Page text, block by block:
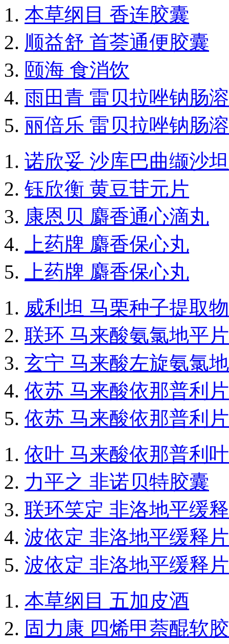
本草纲目 香连胶囊
顺益舒 首荟通便胶囊
颐海 食消饮
雨田青 雷贝拉唑钠肠
丽倍乐 雷贝拉唑钠肠
诺欣妥 沙库巴曲缬沙
钰欣衡 黄豆苷元片
康恩贝 麝香通心滴丸
上药牌 麝香保心丸
上药牌 麝香保心丸
威利坦 马栗种子提取
联环 马来酸氨氯地平片
玄宁 马来酸左旋氨氯
依苏 马来酸依那普利片
依苏 马来酸依那普利片
依叶 马来酸依那普利
力平之 非诺贝特胶囊
联环笑定 非洛地平缓
波依定 非洛地平缓释片
波依定 非洛地平缓释片
本草纲目 五加皮酒
固力康 四烯甲萘醌软